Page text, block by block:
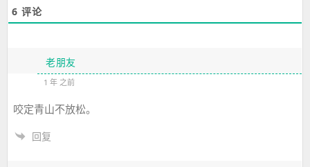
6 评论
老朋友
1 年 之前
咬定青山不放松。
回复